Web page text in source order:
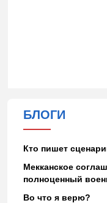
БЛОГИ
Кто пишет
Мекканское
полноценный
Во что я верю?